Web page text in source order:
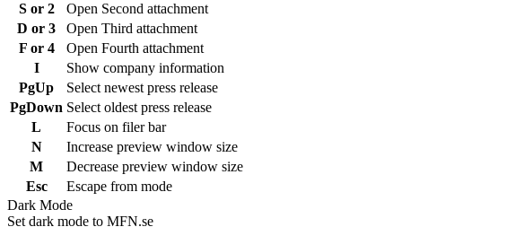
S or 2
Open Second attachment
D or 3
Open Third attachment
F or 4
Open Fourth attachment
I
Show company information
PgUp
Select newest press release
PgDown Select oldest press release
L
Focus on filer bar
N
Increase preview window size
M
Decrease preview window size
Esc
Escape from mode
Dark Mode
Set dark mode to MFN.se